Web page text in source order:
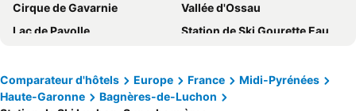
Hotel Ribaeta
Riu Nere Mountain Hotel
LE CASTEL D'ALTI
Hotel Urogallo
Hotel Joan Canejan
Hotelet de Betlan
Hotel Eth Pomer
Hotel Fonfreda
Cirque de Gavarnie
Vallée d'Ossau
Lac de Payolle
Station de Ski Gourette Eaux Bonnes
Lac des Bouillouses
Basilique Notre Dame du Rosaire
Carrer Barcelona
Gare de Perpignan
Comparateur d'hôtels Europe France
Midi-Pyrénées
Haute-Garonne
Bagnères-de-Luchon